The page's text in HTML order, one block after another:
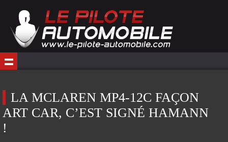
LA MCLAREN MP4-12C FAÇON
ART CAR, C’EST SIGNÉ HAMANN
!